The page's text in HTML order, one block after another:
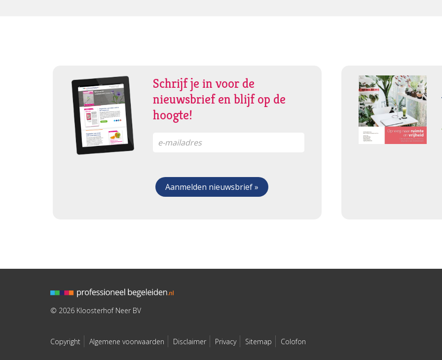
Schrijf je in voor de
nieuwsbrief en blijf op de
hoogte!
© 2026 Kloosterhof Neer BV
Copyright Algemene voorwaarden Disclaimer Privacy Sitemap Colofon